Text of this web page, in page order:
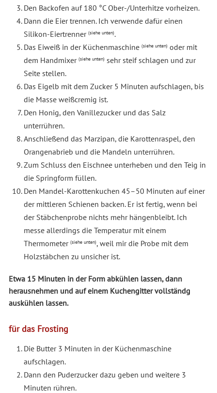
Den Backofen auf 180 °C Ober-/Unterhitze vorheizen.
Dann die Eier trennen. Ich verwende dafür einen
Silikon-Eiertrenner (siehe unten).
Das Eiweiß in der Küchenmaschine (siehe unten)oder mit
dem Handmixer (siehe unten)sehr steif schlagen und zur
Seite stellen.
Das Eigelb mit dem Zucker 5 Minuten aufschlagen, bis
die Masse weißcremig ist.
Den Honig, den Vanillezucker und das Salz
unterrühren.
Anschließend das Marzipan, die Karottenraspel, den
Orangenabrieb und die Mandeln unterrühren.
Zum Schluss den Eischnee unterheben und den Teig in
die Springform füllen.
Den Mandel-Karottenkuchen 45–50 Minuten auf einer
der mittleren Schienen backen. Er ist fertig, wenn bei
der Stäbchenprobe nichts mehr hängenbleibt. Ich
messe allerdings die Temperatur mit einem
Thermometer (siehe unten), weil mir die Probe mit dem
Holzstäbchen zu unsicher ist.
Etwa 15 Minuten in der Form abkühlen lassen, dann
herausnehmen und auf einem Kuchengitter vollständg
auskühlen lassen.
für das Frosting
Die Butter 3 Minuten in der Küchenmaschine
aufschlagen.
Dann den Puderzucker dazu geben und weitere 3
Minuten rühren.